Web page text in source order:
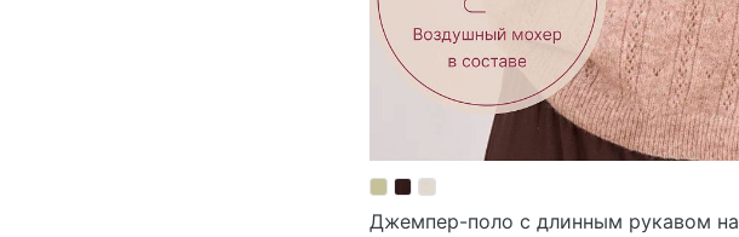
Джемпер-поло с длинным рукавом на